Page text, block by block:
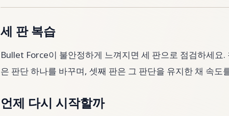
세 판 복습
Bullet Force이 불안정하게 느껴지면 세 판으로 점검하세요
은 판단 하나를 바꾸며, 셋째 판은 그 판단을 유지한 채 속도
언제 다시 시작할까